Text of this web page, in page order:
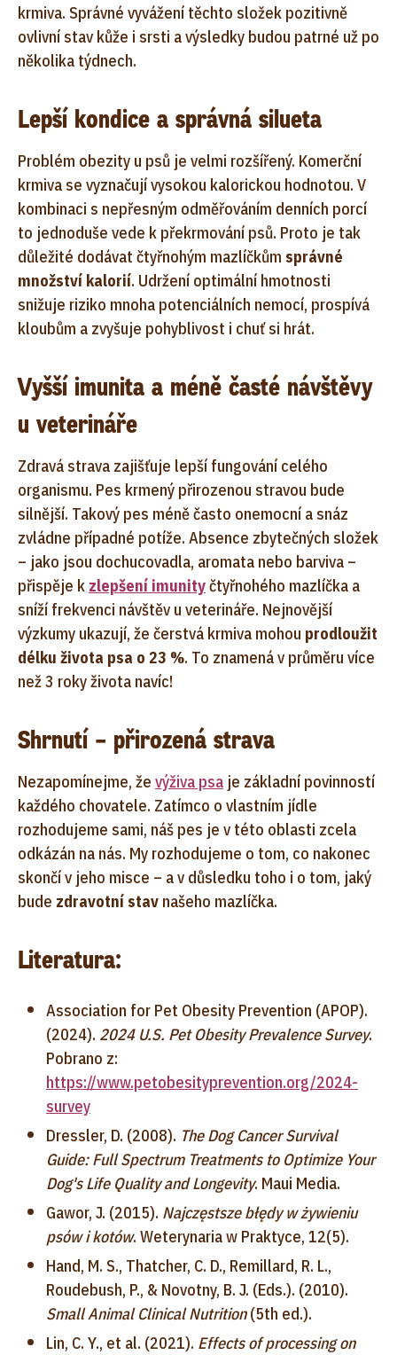
krmiva. Správné vyvážení těchto složek pozitivně
ovlivní stav kůže i srsti a výsledky budou patrné už po
několika týdnech.
Lepší kondice a správná silueta
Problém obezity u psů je velmi rozšířený. Komerční
krmiva se vyznačují vysokou kalorickou hodnotou. V
kombinaci s nepřesným odměřováním denních porcí
to jednoduše vede k překrmování psů. Proto je tak
důležité dodávat čtyřnohým mazlíčkům správné
množství kalorií. Udržení optimální hmotnosti
snižuje riziko mnoha potenciálních nemocí, prospívá
kloubům a zvyšuje pohyblivost i chuť si hrát.
Vyšší imunita a méně časté návštěvy
u veterináře
Zdravá strava zajišťuje lepší fungování celého
organismu. Pes krmený přirozenou stravou bude
silnější. Takový pes méně často onemocní a snáz
zvládne případné potíže. Absence zbytečných složek
– jako jsou dochucovadla, aromata nebo barviva –
přispěje k zlepšení imunityčtyřnohého mazlíčka a
sníží frekvenci návštěv u veterináře. Nejnovější
výzkumy ukazují, že čerstvá krmiva mohou prodloužit
délku života psa o 23 %. To znamená v průměru více
než 3 roky života navíc!
Shrnutí – přirozená strava
Nezapomínejme, že výživa psa je základní povinností
každého chovatele. Zatímco o vlastním jídle
rozhodujeme sami, náš pes je v této oblasti zcela
odkázán na nás. My rozhodujeme o tom, co nakonec
skončí v jeho misce – a v důsledku toho i o tom, jaký
bude zdravotní stav našeho mazlíčka.
Literatura:
Association for Pet Obesity Prevention (APOP).
(2024). 2024 U.S. Pet Obesity Prevalence Survey.
Pobrano z:
https://www.petobesityprevention.org/2024-
survey
Dressler, D. (2008). The Dog Cancer Survival
Guide: Full Spectrum Treatments to Optimize Your
Dog's Life Quality and Longevity. Maui Media.
Gawor, J. (2015). Najczęstsze błędy w żywieniu
psów i kotów. Weterynaria w Praktyce, 12(5).
Hand, M. S., Thatcher, C. D., Remillard, R. L.,
Roudebush, P., & Novotny, B. J. (Eds.). (2010).
Small Animal Clinical Nutrition(5th ed.).
Lin, C. Y., et al. (2021). Effects of processing on